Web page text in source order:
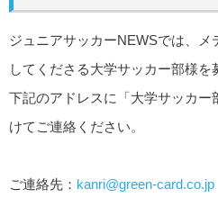
ジュニアサッカーNEWSでは、
してくださる大学サッカー部様を
下記のアドレスに「大学サッカー
けてご連絡ください。
ご連絡先： kanri@green-card.co.jp